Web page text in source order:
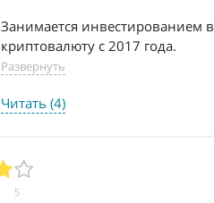
Занимается инвестированием в
криптовалюту с 2017 года.
Развернуть
Читать (4)
5